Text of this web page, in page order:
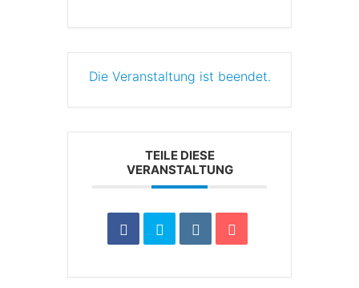
Die Veranstaltung ist beendet.
TEILE DIESE
VERANSTALTUNG